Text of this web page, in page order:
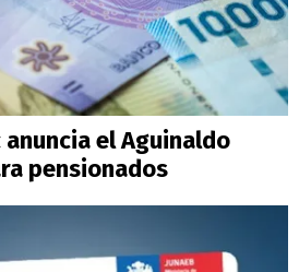
el Aguinaldo
pensionados